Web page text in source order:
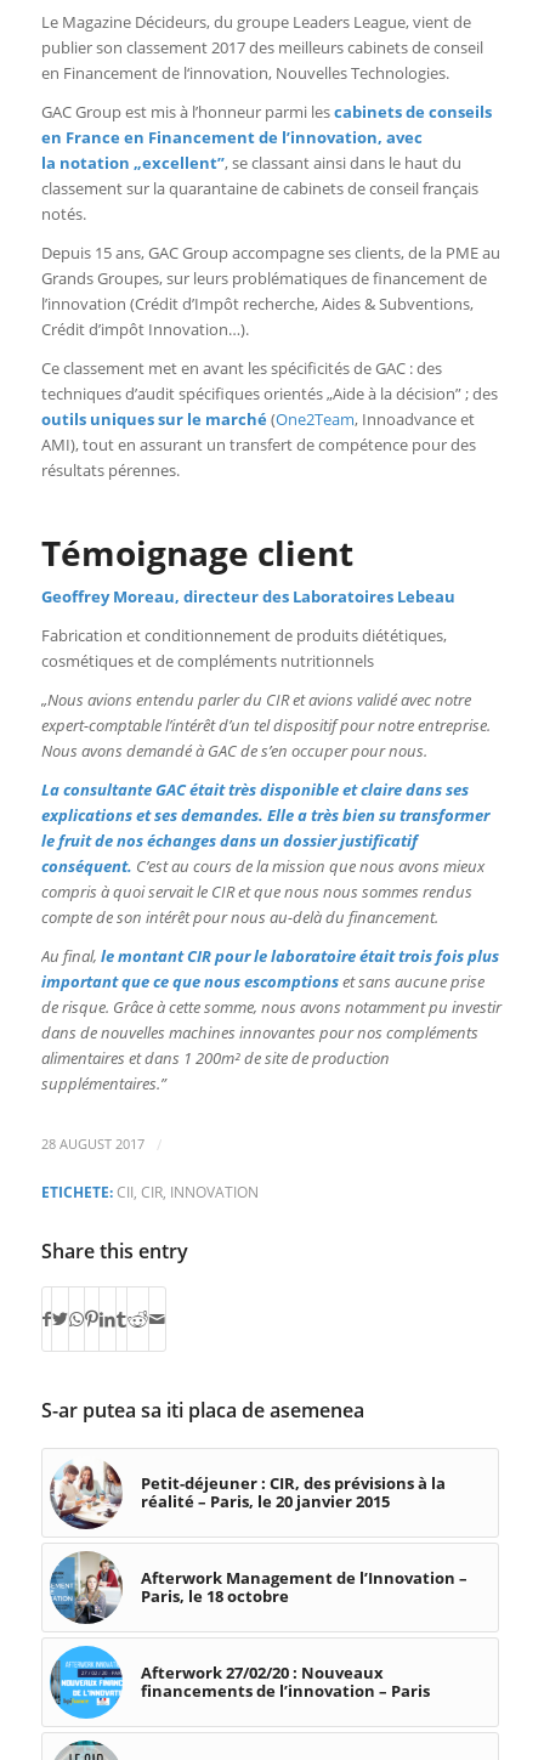
Le Magazine Décideurs, du groupe Leaders League, vient de
publier son classement 2017 des meilleurs cabinets de conseil
en Financement de l‘innovation, Nouvelles Technologies.
GAC Group est mis à l’honneur parmi lescabinets de conseils
en France en Financement de l’innovation, avec
la notation „excellent”, se classant ainsi dans le haut du
classement sur la quarantaine de cabinets de conseil français
notés.
Depuis 15 ans, GAC Group accompagne ses clients, de la PME au
Grands Groupes, sur leurs problématiques de financement de
l’innovation (Crédit d’Impôt recherche, Aides & Subventions,
Crédit d’impôt Innovation…).
Ce classement met en avant les spécificités de GAC : des
techniques d’audit spécifiques orientés „Aide à la décision” ; des
outils uniques sur le marché (One2Team, Innoadvance et
AMI), tout en assurant un transfert de compétence pour des
résultats pérennes.
Témoignage client
Geoffrey Moreau, directeur des Laboratoires Lebeau
Fabrication et conditionnement de produits diététiques,
cosmétiques et de compléments nutritionnels
„Nous avions entendu parler du CIR et avions validé avec notre
expert-comptable l’intérêt d’un tel dispositif pour notre entreprise.
Nous avons demandé à GAC de s’en occuper pour nous.
La consultante GAC était très disponible et claire dans ses
explications et ses demandes. Elle a très bien su transformer
le fruit de nos échanges dans un dossier justificatif
conséquent. C’est au cours de la mission que nous avons mieux
compris à quoi servait le CIR et que nous nous sommes rendus
compte de son intérêt pour nous au-delà du financement.
Au final, le montant CIR pour le laboratoire était trois fois plus
important que ce que nous escomptionset sans aucune prise
de risque. Grâce à cette somme, nous avons notamment pu investir
dans de nouvelles machines innovantes pour nos compléments
alimentaires et dans 1 200m² de site de production
supplémentaires.”
28 AUGUST 2017 /
ETICHETE: CII, CIR, INNOVATION
Share this entry
S-ar putea sa iti placa de asemenea
Petit-déjeuner : CIR, des prévisions à la
réalité – Paris, le 20 janvier 2015
Afterwork Management de l’Innovation –
Paris, le 18 octobre
Afterwork 27/02/20 : Nouveaux
financements de l’innovation – Paris